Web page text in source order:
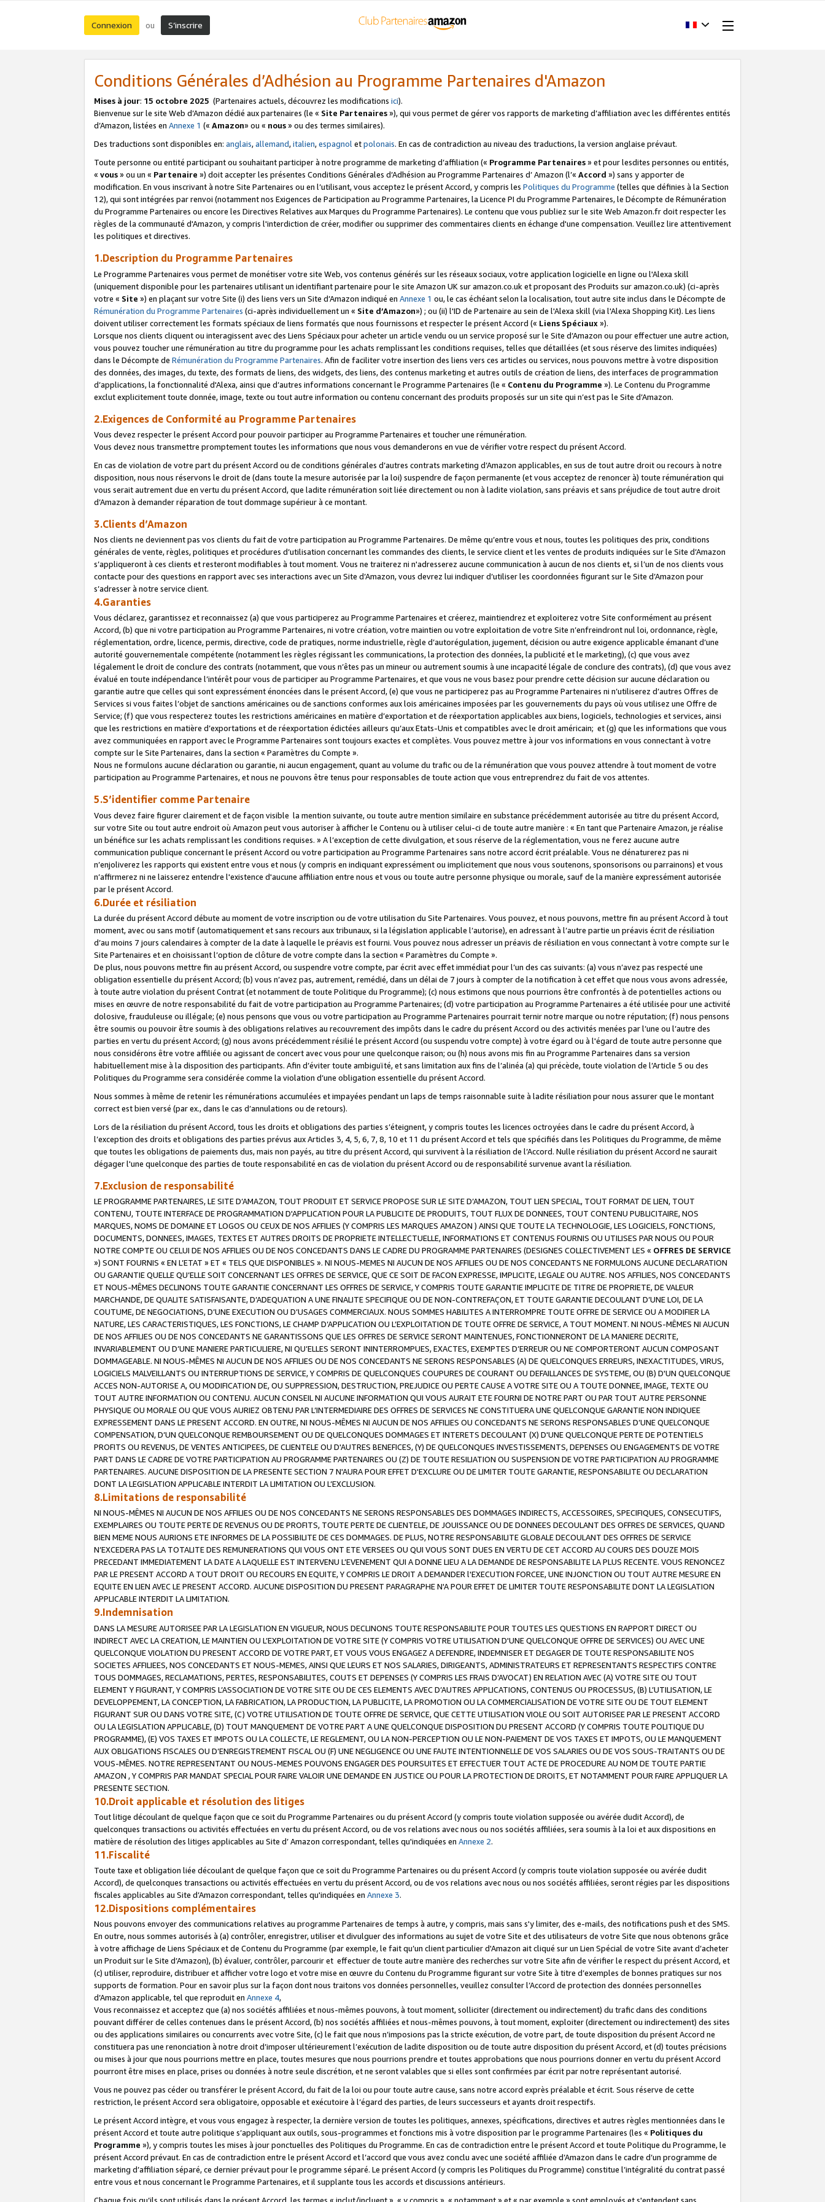
Connexion ou S’inscrire
Conditions Générales d’Adhésion au Programme Partenaires d'Amazon
Mises à jour: 15 octobre 2025 (Partenaires actuels, découvrez les modifications ici).
Bienvenue sur le site Web d’Amazon dédié aux partenaires (le « Site Partenaires»), qui vous permet de gérer vos rapports de marketing d’affiliation avec les différentes entités
d’Amazon, listées en Annexe 1 (« Amazon» ou « nous» ou des termes similaires).
Des traductions sont disponibles en: anglais,allemand,italien,espagnoletpolonais. En cas de contradiction au niveau des traductions, la version anglaise prévaut.
Toute personne ou entité participant ou souhaitant participer à notre programme de marketing d’affiliation (« Programme Partenaires» et pour lesdites personnes ou entités,
« vous» ou un « Partenaire ») doit accepter les présentes Conditions Générales d’Adhésion au Programme Partenaires d’ Amazon (l’« Accord ») sans y apporter de
modification. En vous inscrivant à notre Site Partenaires ou en l’utilisant, vous acceptez le présent Accord, y compris les Politiques du Programme (telles que définies à la Section
12), qui sont intégrées par renvoi (notamment nos Exigences de Participation au Programme Partenaires, la Licence PI du Programme Partenaires, le Décompte de Rémunération
du Programme Partenaires ou encore les Directives Relatives aux Marques du Programme Partenaires). Le contenu que vous publiez sur le site Web Amazon.fr doit respecter les
règles de la communauté d'Amazon, y compris l'interdiction de créer, modifier ou supprimer des commentaires clients en échange d'une compensation. Veuillez lire attentivement
les politiques et directives.
1.Description du Programme Partenaires
Le Programme Partenaires vous permet de monétiser votre site Web, vos contenus générés sur les réseaux sociaux, votre application logicielle en ligne ou l'Alexa skill
(uniquement disponible pour les partenaires utilisant un identifiant partenaire pour le site Amazon UK sur amazon.co.uk et proposant des Produits sur amazon.co.uk) (ci-après
votre « Site ») en plaçant sur votre Site (i) des liens vers un Site d’Amazon indiqué en Annexe 1 ou, le cas échéant selon la localisation, tout autre site inclus dans le Décompte de
Rémunération du Programme Partenaires (ci-après individuellement un « Site d’Amazon») ; ou (ii) l'ID de Partenaire au sein de l'Alexa skill (via l'Alexa Shopping Kit). Les liens
doivent utiliser correctement les formats spéciaux de liens formatés que nous fournissons et respecter le présent Accord (« Liens Spéciaux»).
Lorsque nos clients cliquent ou interagissent avec des Liens Spéciaux pour acheter un article vendu ou un service proposé sur le Site d’Amazon ou pour effectuer une autre action,
vous pouvez toucher une rémunération au titre du programme pour les achats remplissant les conditions requises, telles que détaillées (et sous réserve des limites indiquées)
dans le Décompte de Rémunération du Programme Partenaires. Afin de faciliter votre insertion des liens vers ces articles ou services, nous pouvons mettre à votre disposition
des données, des images, du texte, des formats de liens, des widgets, des liens, des contenus marketing et autres outils de création de liens, des interfaces de programmation
d’applications, la fonctionnalité d'Alexa, ainsi que d’autres informations concernant le Programme Partenaires (le « Contenu du Programme »). Le Contenu du Programme
exclut explicitement toute donnée, image, texte ou tout autre information ou contenu concernant des produits proposés sur un site qui n’est pas le Site d’Amazon.
2.Exigences de Conformité au Programme Partenaires
Vous devez respecter le présent Accord pour pouvoir participer au Programme Partenaires et toucher une rémunération.
Vous devez nous transmettre promptement toutes les informations que nous vous demanderons en vue de vérifier votre respect du présent Accord.
En cas de violation de votre part du présent Accord ou de conditions générales d’autres contrats marketing d’Amazon applicables, en sus de tout autre droit ou recours à notre
disposition, nous nous réservons le droit de (dans toute la mesure autorisée par la loi) suspendre de façon permanente (et vous acceptez de renoncer à) toute rémunération qui
vous serait autrement due en vertu du présent Accord, que ladite rémunération soit liée directement ou non à ladite violation, sans préavis et sans préjudice de tout autre droit
d’Amazon à demander réparation de tout dommage supérieur à ce montant.
3.Clients d’Amazon
Nos clients ne deviennent pas vos clients du fait de votre participation au Programme Partenaires. De même qu’entre vous et nous, toutes les politiques des prix, conditions
générales de vente, règles, politiques et procédures d’utilisation concernant les commandes des clients, le service client et les ventes de produits indiquées sur le Site d’Amazon
s’appliqueront à ces clients et resteront modifiables à tout moment. Vous ne traiterez ni n'adresserez aucune communication à aucun de nos clients et, si l’un de nos clients vous
contacte pour des questions en rapport avec ses interactions avec un Site d’Amazon, vous devrez lui indiquer d’utiliser les coordonnées figurant sur le Site d’Amazon pour
s’adresser à notre service client.
4.Garanties
Vous déclarez, garantissez et reconnaissez (a) que vous participerez au Programme Partenaires et créerez, maintiendrez et exploiterez votre Site conformément au présent
Accord, (b) que ni votre participation au Programme Partenaires, ni votre création, votre maintien ou votre exploitation de votre Site n’enfreindront nul loi, ordonnance, règle,
réglementation, ordre, licence, permis, directive, code de pratiques, norme industrielle, règle d’autorégulation, jugement, décision ou autre exigence applicable émanant d’une
autorité gouvernementale compétente (notamment les règles régissant les communications, la protection des données, la publicité et le marketing), (c) que vous avez
légalement le droit de conclure des contrats (notamment, que vous n’êtes pas un mineur ou autrement soumis à une incapacité légale de conclure des contrats), (d) que vous avez
évalué en toute indépendance l’intérêt pour vous de participer au Programme Partenaires, et que vous ne vous basez pour prendre cette décision sur aucune déclaration ou
garantie autre que celles qui sont expressément énoncées dans le présent Accord, (e) que vous ne participerez pas au Programme Partenaires ni n’utiliserez d’autres Offres de
Services si vous faites l’objet de sanctions américaines ou de sanctions conformes aux lois américaines imposées par les gouvernements du pays où vous utilisez une Offre de
Service; (f) que vous respecterez toutes les restrictions américaines en matière d’exportation et de réexportation applicables aux biens, logiciels, technologies et services, ainsi
que les restrictions en matière d’exportations et de réexportation édictées ailleurs qu’aux Etats-Unis et compatibles avec le droit américain; et (g) que les informations que vous
avez communiquées en rapport avec le Programme Partenaires sont toujours exactes et complètes. Vous pouvez mettre à jour vos informations en vous connectant à votre
compte sur le Site Partenaires, dans la section « Paramètres du Compte ».
Nous ne formulons aucune déclaration ou garantie, ni aucun engagement, quant au volume du trafic ou de la rémunération que vous pouvez attendre à tout moment de votre
participation au Programme Partenaires, et nous ne pouvons être tenus pour responsables de toute action que vous entreprendrez du fait de vos attentes.
5.S’identifier comme Partenaire
Vous devez faire figurer clairement et de façon visible la mention suivante, ou toute autre mention similaire en substance précédemment autorisée au titre du présent Accord,
sur votre Site ou tout autre endroit où Amazon peut vous autoriser à afficher le Contenu ou à utiliser celui-ci de toute autre manière : « En tant que Partenaire Amazon, je réalise
un bénéfice sur les achats remplissant les conditions requises. » A l’exception de cette divulgation, et sous réserve de la réglementation, vous ne ferez aucune autre
communication publique concernant le présent Accord ou votre participation au Programme Partenaires sans notre accord écrit préalable. Vous ne dénaturerez pas ni
n’enjoliverez les rapports qui existent entre vous et nous (y compris en indiquant expressément ou implicitement que nous vous soutenons, sponsorisons ou parrainons) et vous
n’affirmerez ni ne laisserez entendre l'existence d'aucune affiliation entre nous et vous ou toute autre personne physique ou morale, sauf de la manière expressément autorisée
par le présent Accord.
6.Durée et résiliation
La durée du présent Accord débute au moment de votre inscription ou de votre utilisation du Site Partenaires. Vous pouvez, et nous pouvons, mettre fin au présent Accord à tout
moment, avec ou sans motif (automatiquement et sans recours aux tribunaux, si la législation applicable l’autorise), en adressant à l’autre partie un préavis écrit de résiliation
d’au moins 7 jours calendaires à compter de la date à laquelle le préavis est fourni. Vous pouvez nous adresser un préavis de résiliation en vous connectant à votre compte sur le
Site Partenaires et en choisissant l’option de clôture de votre compte dans la section « Paramètres du Compte ».
De plus, nous pouvons mettre fin au présent Accord, ou suspendre votre compte, par écrit avec effet immédiat pour l’un des cas suivants: (a) vous n’avez pas respecté une
obligation essentielle du présent Accord; (b) vous n’avez pas, autrement, remédié, dans un délai de 7 jours à compter de la notification à cet effet que nous vous avons adressée,
à toute autre violation du présent Contrat (et notamment de toute Politique du Programme); (c) nous estimons que nous pourrions être confrontés à de potentielles actions ou
mises en œuvre de notre responsabilité du fait de votre participation au Programme Partenaires; (d) votre participation au Programme Partenaires a été utilisée pour une activité
dolosive, frauduleuse ou illégale; (e) nous pensons que vous ou votre participation au Programme Partenaires pourrait ternir notre marque ou notre réputation; (f) nous pensons
être soumis ou pouvoir être soumis à des obligations relatives au recouvrement des impôts dans le cadre du présent Accord ou des activités menées par l’une ou l’autre des
parties en vertu du présent Accord; (g) nous avons précédemment résilié le présent Accord (ou suspendu votre compte) à votre égard ou à l'égard de toute autre personne que
nous considérons être votre affiliée ou agissant de concert avec vous pour une quelconque raison; ou (h) nous avons mis fin au Programme Partenaires dans sa version
habituellement mise à la disposition des participants. Afin d’éviter toute ambiguïté, et sans limitation aux fins de l’alinéa (a) qui précède, toute violation de l’Article 5 ou des
Politiques du Programme sera considérée comme la violation d’une obligation essentielle du présent Accord.
Nous sommes à même de retenir les rémunérations accumulées et impayées pendant un laps de temps raisonnable suite à ladite résiliation pour nous assurer que le montant
correct est bien versé (par ex., dans le cas d’annulations ou de retours).
Lors de la résiliation du présent Accord, tous les droits et obligations des parties s’éteignent, y compris toutes les licences octroyées dans le cadre du présent Accord, à
l’exception des droits et obligations des parties prévus aux Articles 3, 4, 5, 6, 7, 8, 10 et 11 du présent Accord et tels que spécifiés dans les Politiques du Programme, de même
que toutes les obligations de paiements dus, mais non payés, au titre du présent Accord, qui survivent à la résiliation de l’Accord. Nulle résiliation du présent Accord ne saurait
dégager l'une quelconque des parties de toute responsabilité en cas de violation du présent Accord ou de responsabilité survenue avant la résiliation.
7.Exclusion de responsabilité
LE PROGRAMME PARTENAIRES, LE SITE D’AMAZON, TOUT PRODUIT ET SERVICE PROPOSE SUR LE SITE D’AMAZON, TOUT LIEN SPECIAL, TOUT FORMAT DE LIEN, TOUT
CONTENU, TOUTE INTERFACE DE PROGRAMMATION D'APPLICATION POUR LA PUBLICITE DE PRODUITS, TOUT FLUX DE DONNEES, TOUT CONTENU PUBLICITAIRE, NOS
MARQUES, NOMS DE DOMAINE ET LOGOS OU CEUX DE NOS AFFILIES (Y COMPRIS LES MARQUES AMAZON ) AINSI QUE TOUTE LA TECHNOLOGIE, LES LOGICIELS, FONCTIONS,
DOCUMENTS, DONNEES, IMAGES, TEXTES ET AUTRES DROITS DE PROPRIETE INTELLECTUELLE, INFORMATIONS ET CONTENUS FOURNIS OU UTILISES PAR NOUS OU POUR
NOTRE COMPTE OU CELUI DE NOS AFFILIES OU DE NOS CONCEDANTS DANS LE CADRE DU PROGRAMME PARTENAIRES (DESIGNES COLLECTIVEMENT LES « OFFRES DE SERVICE
») SONT FOURNIS « EN L’ETAT » ET « TELS QUE DISPONIBLES ». NI NOUS-MEMES NI AUCUN DE NOS AFFILIES OU DE NOS CONCEDANTS NE FORMULONS AUCUNE DECLARATION
OU GARANTIE QUELLE QU’ELLE SOIT CONCERNANT LES OFFRES DE SERVICE, QUE CE SOIT DE FACON EXPRESSE, IMPLICITE, LEGALE OU AUTRE. NOS AFFILIES, NOS CONCEDANTS
ET NOUS-MÊMES DECLINONS TOUTE GARANTIE CONCERNANT LES OFFRES DE SERVICE, Y COMPRIS TOUTE GARANTIE IMPLICITE DE TITRE DE PROPRIETE, DE VALEUR
MARCHANDE, DE QUALITE SATISFAISANTE, D’ADEQUATION A UNE FINALITE SPECIFIQUE OU DE NON-CONTREFAÇON, ET TOUTE GARANTIE DECOULANT D’UNE LOI, DE LA
COUTUME, DE NEGOCIATIONS, D’UNE EXECUTION OU D’USAGES COMMERCIAUX. NOUS SOMMES HABILITES A INTERROMPRE TOUTE OFFRE DE SERVICE OU A MODIFIER LA
NATURE, LES CARACTERISTIQUES, LES FONCTIONS, LE CHAMP D’APPLICATION OU L’EXPLOITATION DE TOUTE OFFRE DE SERVICE, A TOUT MOMENT. NI NOUS-MÊMES NI AUCUN
DE NOS AFFILIES OU DE NOS CONCEDANTS NE GARANTISSONS QUE LES OFFRES DE SERVICE SERONT MAINTENUES, FONCTIONNERONT DE LA MANIERE DECRITE,
INVARIABLEMENT OU D’UNE MANIERE PARTICULIERE, NI QU’ELLES SERONT ININTERROMPUES, EXACTES, EXEMPTES D’ERREUR OU NE COMPORTERONT AUCUN COMPOSANT
DOMMAGEABLE. NI NOUS-MÊMES NI AUCUN DE NOS AFFILIES OU DE NOS CONCEDANTS NE SERONS RESPONSABLES (A) DE QUELCONQUES ERREURS, INEXACTITUDES, VIRUS,
LOGICIELS MALVEILLANTS OU INTERRUPTIONS DE SERVICE, Y COMPRIS DE QUELCONQUES COUPURES DE COURANT OU DEFAILLANCES DE SYSTEME, OU (B) D'UN QUELCONQUE
ACCES NON-AUTORISE A, OU MODIFICATION DE, OU SUPPRESSION, DESTRUCTION, PREJUDICE OU PERTE CAUSE A VOTRE SITE OU A TOUTE DONNEE, IMAGE, TEXTE OU
TOUT AUTRE INFORMATION OU CONTENU. AUCUN CONSEIL NI AUCUNE INFORMATION QUI VOUS AURAIT ETE FOURNI DE NOTRE PART OU PAR TOUT AUTRE PERSONNE
PHYSIQUE OU MORALE OU QUE VOUS AURIEZ OBTENU PAR L’INTERMEDIAIRE DES OFFRES DE SERVICES NE CONSTITUERA UNE QUELCONQUE GARANTIE NON INDIQUEE
EXPRESSEMENT DANS LE PRESENT ACCORD. EN OUTRE, NI NOUS-MÊMES NI AUCUN DE NOS AFFILIES OU CONCEDANTS NE SERONS RESPONSABLES D’UNE QUELCONQUE
COMPENSATION, D’UN QUELCONQUE REMBOURSEMENT OU DE QUELCONQUES DOMMAGES ET INTERETS DECOULANT (X) D'UNE QUELCONQUE PERTE DE POTENTIELS
PROFITS OU REVENUS, DE VENTES ANTICIPEES, DE CLIENTELE OU D'AUTRES BENEFICES, (Y) DE QUELCONQUES INVESTISSEMENTS, DEPENSES OU ENGAGEMENTS DE VOTRE
PART DANS LE CADRE DE VOTRE PARTICIPATION AU PROGRAMME PARTENAIRES OU (Z) DE TOUTE RESILIATION OU SUSPENSION DE VOTRE PARTICIPATION AU PROGRAMME
PARTENAIRES. AUCUNE DISPOSITION DE LA PRESENTE SECTION 7 N'AURA POUR EFFET D'EXCLURE OU DE LIMITER TOUTE GARANTIE, RESPONSABILITE OU DECLARATION
DONT LA LEGISLATION APPLICABLE INTERDIT LA LIMITATION OU L’EXCLUSION.
8.Limitations de responsabilité
NI NOUS-MÊMES NI AUCUN DE NOS AFFILIES OU DE NOS CONCEDANTS NE SERONS RESPONSABLES DES DOMMAGES INDIRECTS, ACCESSOIRES, SPECIFIQUES, CONSECUTIFS,
EXEMPLAIRES OU TOUTE PERTE DE REVENUS OU DE PROFITS, TOUTE PERTE DE CLIENTELE, DE JOUISSANCE OU DE DONNEES DECOULANT DES OFFRES DE SERVICES, QUAND
BIEN MEME NOUS AURIONS ETE INFORMES DE LA POSSIBILITE DE CES DOMMAGES. DE PLUS, NOTRE RESPONSABILITE GLOBALE DECOULANT DES OFFRES DE SERVICE
N’EXCEDERA PAS LA TOTALITE DES REMUNERATIONS QUI VOUS ONT ETE VERSEES OU QUI VOUS SONT DUES EN VERTU DE CET ACCORD AU COURS DES DOUZE MOIS
PRECEDANT IMMEDIATEMENT LA DATE A LAQUELLE EST INTERVENU L’EVENEMENT QUI A DONNE LIEU A LA DEMANDE DE RESPONSABILITE LA PLUS RECENTE. VOUS RENONCEZ
PAR LE PRESENT ACCORD A TOUT DROIT OU RECOURS EN EQUITE, Y COMPRIS LE DROIT A DEMANDER l'EXECUTION FORCEE, UNE INJONCTION OU TOUT AUTRE MESURE EN
EQUITE EN LIEN AVEC LE PRESENT ACCORD. AUCUNE DISPOSITION DU PRESENT PARAGRAPHE N'A POUR EFFET DE LIMITER TOUTE RESPONSABILITE DONT LA LEGISLATION
APPLICABLE INTERDIT LA LIMITATION.
9.Indemnisation
DANS LA MESURE AUTORISEE PAR LA LEGISLATION EN VIGUEUR, NOUS DECLINONS TOUTE RESPONSABILITE POUR TOUTES LES QUESTIONS EN RAPPORT DIRECT OU
INDIRECT AVEC LA CREATION, LE MAINTIEN OU L’EXPLOITATION DE VOTRE SITE (Y COMPRIS VOTRE UTILISATION D'UNE QUELCONQUE OFFRE DE SERVICES) OU AVEC UNE
QUELCONQUE VIOLATION DU PRESENT ACCORD DE VOTRE PART, ET VOUS VOUS ENGAGEZ A DEFENDRE, INDEMNISER ET DEGAGER DE TOUTE RESPONSABILITE NOS
SOCIETES AFFILIEES, NOS CONCEDANTS ET NOUS-MEMES, AINSI QUE LEURS ET NOS SALARIES, DIRIGEANTS, ADMINISTRATEURS ET REPRESENTANTS RESPECTIFS CONTRE
TOUS DOMMAGES, RECLAMATIONS, PERTES, RESPONSABILITES, COUTS ET DEPENSES (Y COMPRIS LES FRAIS D’AVOCAT) EN RELATION AVEC (A) VOTRE SITE OU TOUT
ELEMENT Y FIGURANT, Y COMPRIS L’ASSOCIATION DE VOTRE SITE OU DE CES ELEMENTS AVEC D’AUTRES APPLICATIONS, CONTENUS OU PROCESSUS, (B) L’UTILISATION, LE
DEVELOPPEMENT, LA CONCEPTION, LA FABRICATION, LA PRODUCTION, LA PUBLICITE, LA PROMOTION OU LA COMMERCIALISATION DE VOTRE SITE OU DE TOUT ELEMENT
FIGURANT SUR OU DANS VOTRE SITE, (C) VOTRE UTILISATION DE TOUTE OFFRE DE SERVICE, QUE CETTE UTILISATION VIOLE OU SOIT AUTORISEE PAR LE PRESENT ACCORD
OU LA LEGISLATION APPLICABLE, (D) TOUT MANQUEMENT DE VOTRE PART A UNE QUELCONQUE DISPOSITION DU PRESENT ACCORD (Y COMPRIS TOUTE POLITIQUE DU
PROGRAMME), (E) VOS TAXES ET IMPOTS OU LA COLLECTE, LE REGLEMENT, OU LA NON-PERCEPTION OU LE NON-PAIEMENT DE VOS TAXES ET IMPOTS, OU LE MANQUEMENT
AUX OBLIGATIONS FISCALES OU D’ENREGISTREMENT FISCAL OU (F) UNE NEGLIGENCE OU UNE FAUTE INTENTIONNELLE DE VOS SALARIES OU DE VOS SOUS-TRAITANTS OU DE
VOUS-MÊMES. NOTRE REPRESENTANT OU NOUS-MEMES POUVONS ENGAGER DES POURSUITES ET EFFECTUER TOUT ACTE DE PROCEDURE AU NOM DE TOUTE PARTIE
AMAZON , Y COMPRIS PAR MANDAT SPECIAL POUR FAIRE VALOIR UNE DEMANDE EN JUSTICE OU POUR LA PROTECTION DE DROITS, ET NOTAMMENT POUR FAIRE APPLIQUER LA
PRESENTE SECTION.
10.Droit applicable et résolution des litiges
Tout litige découlant de quelque façon que ce soit du Programme Partenaires ou du présent Accord (y compris toute violation supposée ou avérée dudit Accord), de
quelconques transactions ou activités effectuées en vertu du présent Accord, ou de vos relations avec nous ou nos sociétés affiliées, sera soumis à la loi et aux dispositions en
matière de résolution des litiges applicables au Site d’ Amazon correspondant, telles qu'indiquées en Annexe 2.
11.Fiscalité
Toute taxe et obligation liée découlant de quelque façon que ce soit du Programme Partenaires ou du présent Accord (y compris toute violation supposée ou avérée dudit
Accord), de quelconques transactions ou activités effectuées en vertu du présent Accord, ou de vos relations avec nous ou nos sociétés affiliées, seront régies par les dispositions
fiscales applicables au Site d’Amazon correspondant, telles qu'indiquées en Annexe 3.
12.Dispositions complémentaires
Nous pouvons envoyer des communications relatives au programme Partenaires de temps à autre, y compris, mais sans s'y limiter, des e-mails, des notifications push et des SMS.
En outre, nous sommes autorisés à (a) contrôler, enregistrer, utiliser et divulguer des informations au sujet de votre Site et des utilisateurs de votre Site que nous obtenons grâce
à votre affichage de Liens Spéciaux et de Contenu du Programme (par exemple, le fait qu’un client particulier d'Amazon ait cliqué sur un Lien Spécial de votre Site avant d’acheter
un Produit sur le Site d’Amazon), (b) évaluer, contrôler, parcourir et effectuer de toute autre manière des recherches sur votre Site afin de vérifier le respect du présent Accord, et
(c) utiliser, reproduire, distribuer et afficher votre logo et votre mise en œuvre du Contenu du Programme figurant sur votre Site à titre d’exemples de bonnes pratiques sur nos
supports de formation. Pour en savoir plus sur la façon dont nous traitons vos données personnelles, veuillez consulter l’Accord de protection des données personnelles
d’Amazon applicable, tel que reproduit en Annexe 4,
Vous reconnaissez et acceptez que (a) nos sociétés affiliées et nous-mêmes pouvons, à tout moment, solliciter (directement ou indirectement) du trafic dans des conditions
pouvant différer de celles contenues dans le présent Accord, (b) nos sociétés affiliées et nous-mêmes pouvons, à tout moment, exploiter (directement ou indirectement) des sites
ou des applications similaires ou concurrents avec votre Site, (c) le fait que nous n’imposions pas la stricte exécution, de votre part, de toute disposition du présent Accord ne
constituera pas une renonciation à notre droit d’imposer ultérieurement l’exécution de ladite disposition ou de toute autre disposition du présent Accord, et (d) toutes précisions
ou mises à jour que nous pourrions mettre en place, toutes mesures que nous pourrions prendre et toutes approbations que nous pourrions donner en vertu du présent Accord
pourront être mises en place, prises ou données à notre seule discrétion, et ne seront valables que si elles sont confirmées par écrit par notre représentant autorisé.
Vous ne pouvez pas céder ou transférer le présent Accord, du fait de la loi ou pour toute autre cause, sans notre accord exprès préalable et écrit. Sous réserve de cette
restriction, le présent Accord sera obligatoire, opposable et exécutoire à l’égard des parties, de leurs successeurs et ayants droit respectifs.
Le présent Accord intègre, et vous vous engagez à respecter, la dernière version de toutes les politiques, annexes, spécifications, directives et autres règles mentionnées dans le
présent Accord et toute autre politique s’appliquant aux outils, sous-programmes et fonctions mis à votre disposition par le programme Partenaires (les « Politiques du
Programme »), y compris toutes les mises à jour ponctuelles des Politiques du Programme. En cas de contradiction entre le présent Accord et toute Politique du Programme, le
présent Accord prévaut. En cas de contradiction entre le présent Accord et l’accord que vous avez conclu avec une société affiliée d’Amazon dans le cadre d’un programme de
marketing d’affiliation séparé, ce dernier prévaut pour le programme séparé. Le présent Accord (y compris les Politiques du Programme) constitue l’intégralité du contrat passé
entre vous et nous concernant le Programme Partenaires, et il supplante tous les accords et discussions antérieurs.